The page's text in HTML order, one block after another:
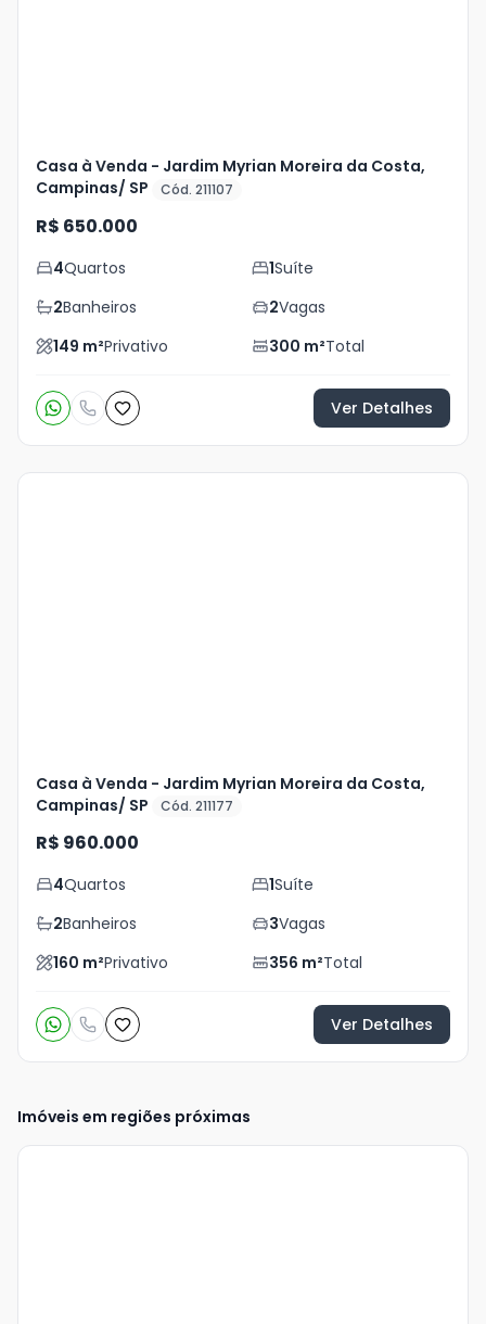
Casa à Venda - Jardim Myrian Moreira da Costa,
Campinas/ SP
Cód. 211107
R$ 650.000
4Quartos 1Suíte
2Banheiros 2Vagas
149 m²Privativo 300 m²Total
Ver Detalhes
Casa à Venda - Jardim Myrian Moreira da Costa,
Campinas/ SP
Cód. 211177
R$ 960.000
4Quartos 1Suíte
2Banheiros 3Vagas
160 m²Privativo 356 m²Total
Ver Detalhes
Imóveis em regiões próximas